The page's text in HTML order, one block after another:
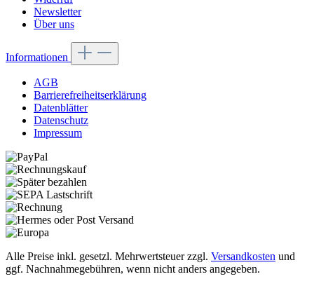
Newsletter
Über uns
Informationen
AGB
Barrierefreiheitserklärung
Datenblätter
Datenschutz
Impressum
Alle Preise inkl. gesetzl. Mehrwertsteuer zzgl. Versandkosten und
ggf. Nachnahmegebühren, wenn nicht anders angegeben.